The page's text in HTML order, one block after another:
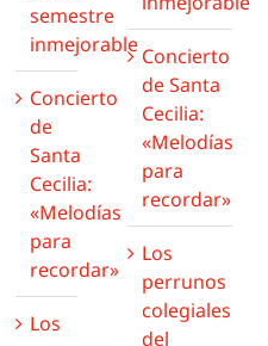
semestre
inmejorable
Concierto
de
Santa
Cecilia:
«Melodías
para
recordar»
Los
Concierto
de Santa
Cecilia:
«Melodías
para
recordar»
Los
perrunos
colegiales
del